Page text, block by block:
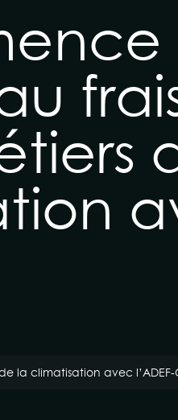
la climatisation avec l’ADEF-